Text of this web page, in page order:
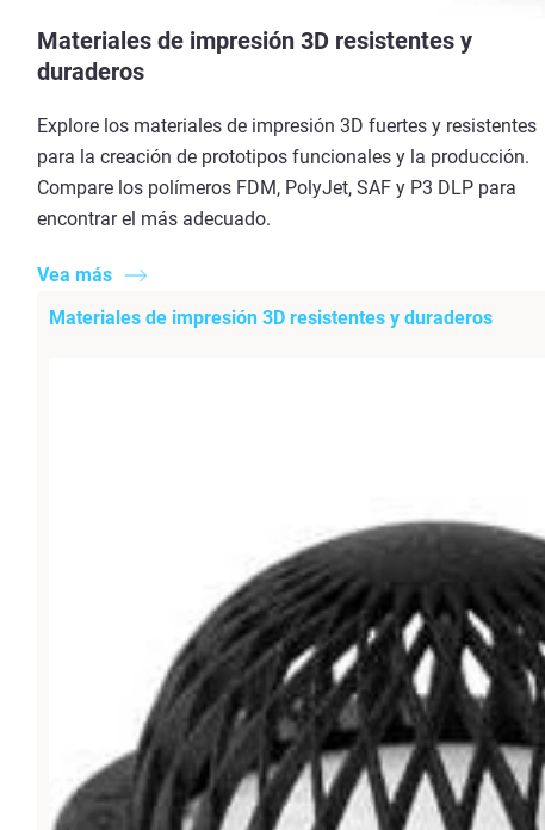
Materiales de impresión 3D resistentes y
duraderos
Explore los materiales de impresión 3D fuertes y resistentes
para la creación de prototipos funcionales y la producción.
Compare los polímeros FDM, PolyJet, SAF y P3 DLP para
encontrar el más adecuado.
Vea más
Materiales de impresión 3D resistentes y duraderos